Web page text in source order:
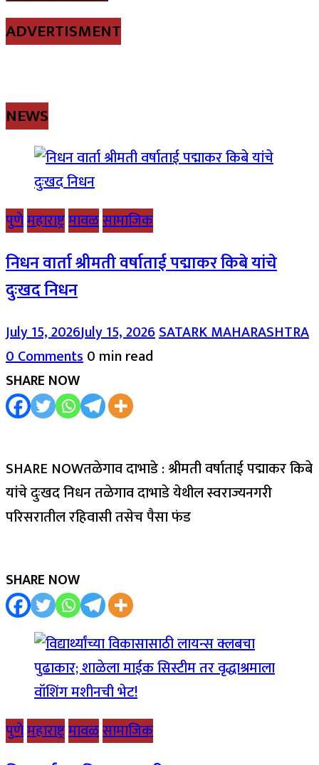
ADVERTISMENT
NEWS
पुणेमहाराष्ट्रमावळसामाजिक
निधन वार्ता श्रीमती वर्षाताई पद्माकर किबे यांचे
दुःखद निधन
July 15, 2026July 15, 2026SATARK MAHARASHTRA
0 Comments0 min read
SHARE NOW
SHARE NOWतळेगाव दाभाडे : श्रीमती वर्षाताई पद्माकर किबे
यांचे दुःखद निधन तळेगाव दाभाडे येथील स्वराज्यनगरी
परिसरातील रहिवासी तसेच पैसा फंड
SHARE NOW
पुणेमहाराष्ट्रमावळसामाजिक